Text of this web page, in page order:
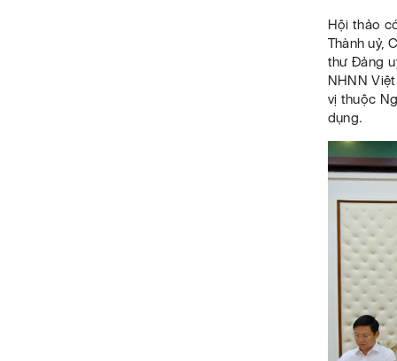
Hội thảo
Thành uỷ,
thư Đảng
NHNN
vị thuộc
dụng.